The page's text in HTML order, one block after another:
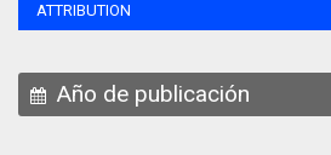
ATTRIBUTION
Año de publicación